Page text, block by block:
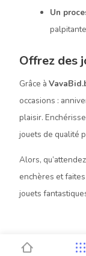
Un
Offrez des
Grâce à
occasions :
plaisir.
jouets de qualité
Alors,
enchères et
jouets